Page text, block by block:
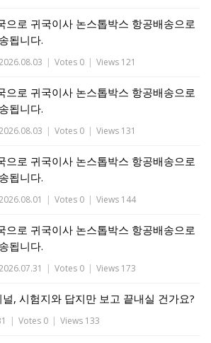
으로 귀국이사 논스톱박스 항공배송으로
됩니다.
| Votes 0 | Views 121
으로 귀국이사 논스톱박스 항공배송으로
됩니다.
| Votes 0 | Views 131
으로 귀국이사 논스톱박스 항공배송으로
됩니다.
| Votes 0 | Views 144
으로 귀국이사 논스톱박스 항공배송으로
됩니다.
| Votes 0 | Views 173
, 시험지와 답지만 보고 끝내실 건가요?
| Votes 0 | Views 133